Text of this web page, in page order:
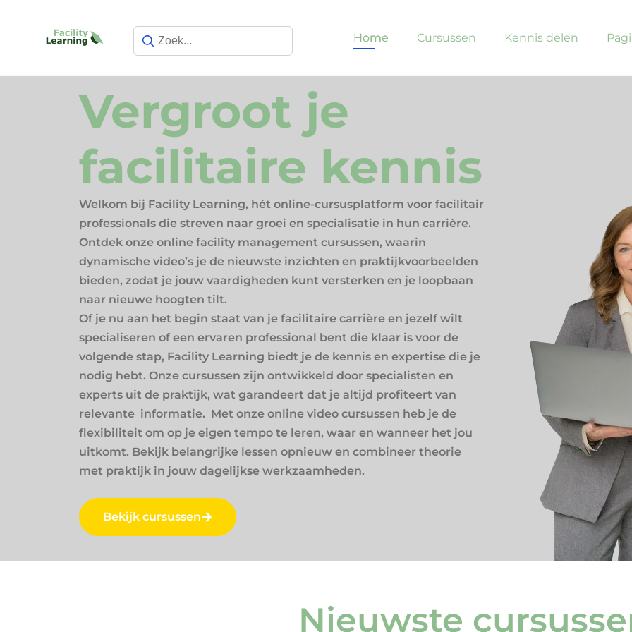
Home Cursussen Kennis delen
Vergroot je
facilitaire kennis
Welkom bij Facility Learning, hét online-cursusplatform voor facilitair
professionals die streven naar groei en specialisatie in hun carrière.
Ontdek onze online facility management cursussen, waarin
dynamische video’s je de nieuwste inzichten en praktijkvoorbeelden
bieden, zodat je jouw vaardigheden kunt versterken en je loopbaan
naar nieuwe hoogten tilt.
Of je nu aan het begin staat van je facilitaire carrière en jezelf wilt
specialiseren of een ervaren professional bent die klaar is voor de
volgende stap, Facility Learning biedt je de kennis en expertise die je
nodig hebt. Onze cursussen zijn ontwikkeld door specialisten en
experts uit de praktijk, wat garandeert dat je altijd profiteert van
relevante informatie. Met onze online video cursussen heb je de
flexibiliteit om op je eigen tempo te leren, waar en wanneer het jou
uitkomt. Bekijk belangrijke lessen opnieuw en combineer theorie
met praktijk in jouw dagelijkse werkzaamheden.
Bekijk cursussen
Nieuwste